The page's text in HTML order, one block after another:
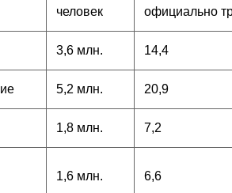
человек
официально
3,6 млн. 14,4
5,2 млн. 20,9
1,8 млн. 7,2
1,6 млн. 6,6